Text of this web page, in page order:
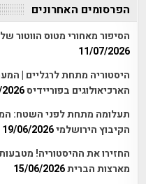
הפרסומים האחרונים
הסיפור מאחורי מטוס הווטור
11/07/2026
היסטוריה מתחת לרגליים |
הארכיאולוגים בפוריידיס
תעלומה מתחת לפני השטח:
הקיבוץ הירושלמי19/06/2026
החזירו את ההיסטוריה!
מארצות הברית15/06/2026